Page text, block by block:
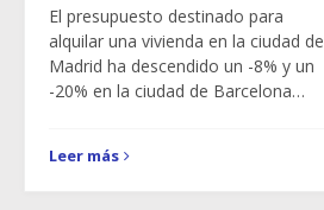
El presupuesto destinado para
alquilar una vivienda en la ciudad de
Madrid ha descendido un -8% y un
-20% en la ciudad de Barcelona…
Leer más